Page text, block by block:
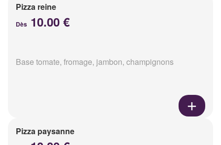
Pizza reine
Dès 10.00 €
Base tomate, fromage, jambon, champignons
Pizza paysanne